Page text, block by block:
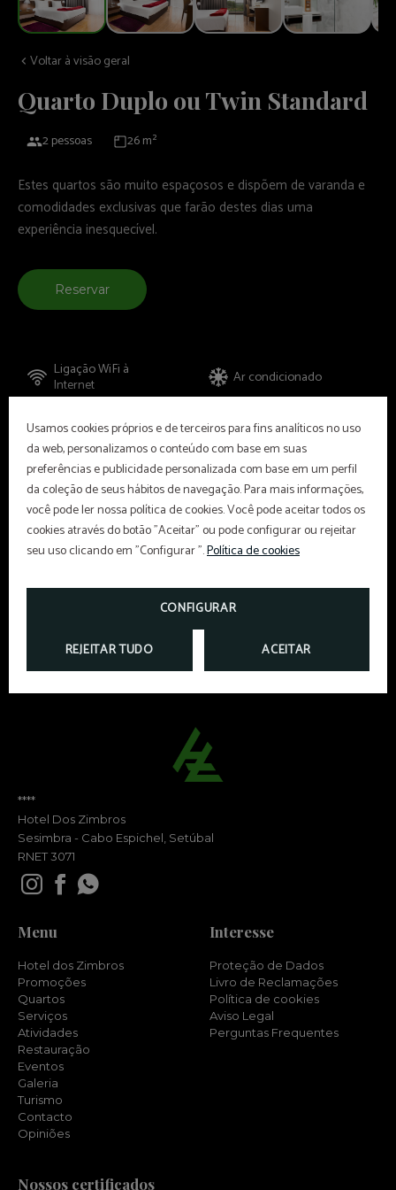
Usamos cookies próprios e de terceiros para fins analíticos no uso
da web, personalizamos o conteúdo com base em suas
preferências e publicidade personalizada com base em um perfil
da coleção de seus hábitos de navegação. Para mais informações,
você pode ler nossa política de cookies. Você pode aceitar todos os
cookies através do botão "Aceitar" ou pode configurar ou rejeitar
seu uso clicando em "Configurar ".Política de cookies
CONFIGURAR
REJEITAR TUDO ACEITAR
Voltar à visão geral
Quarto Duplo ou Twin Standard
2 pessoas 26 m²
Estes quartos são muito espaçosos e dispõem de varanda e
comodidades exclusivas que farão destes dias uma
experiência inesquecível.
Reservar
Ligação WiFi à
Internet Ar condicionado
Amenities Cofre
Secador de cabelo Telefone
TV LCD Frigobar
****
Hotel Dos Zimbros
Sesimbra - Cabo Espichel, Setúbal
RNET 3071
Menu
Hotel dos Zimbros
Promoções
Quartos
Serviços
Atividades
Restauração
Eventos
Galeria
Turismo
Contacto
Opiniões
Interesse
Proteção de Dados
Livro de Reclamações
Política de cookies
Aviso Legal
Perguntas Frequentes
Nossos certificados